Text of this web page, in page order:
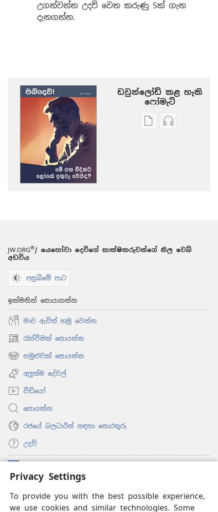
Privacy Settings
To provide you with the best possible experience,
we use cookies and similar technologies. Some
උගන්වන්න උදව් වෙන කරුණු 5ක් ගැන
දැනගන්න.
ඩවුන්ලෝඩ් කළ හැකි
‍‍ෆෝමැට්
ප්‍රකාශන
වෙයිද?
ඕඩියෝ
වෙයිද?
JW.ORG®/ යෙහෝවා දෙවිගේ සාක්ෂිකරුවන්ගේ නිල වෙබ්
අඩවිය
පසුබිමේ පාට
ඉක්මනින් සොයාගන්න
මාව ඇවිත් හමු වෙන්න
රැස්වීමක් සොයන්න
(opens
new
window)
සමුළුවක් සොයන්න
(opens
new
window)
අලුත්ම දේවල්
වීඩියෝ
සොයන්න
රජයේ බලධාරීන් සඳහා තොරතුරු
උදව්
(opens
new
ඔන්ලයින් ලයිබ්‍රරි
(opens
new